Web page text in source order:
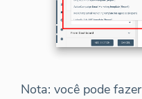
Nota: você pode